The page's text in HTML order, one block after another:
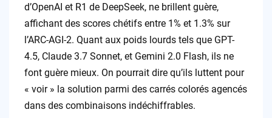
d’OpenAI et R1 de DeepSeek, ne brillent guère,
affichant des scores chétifs entre 1% et 1.3% sur
l’ARC-AGI-2. Quant aux poids lourds tels que GPT-
4.5, Claude 3.7 Sonnet, et Gemini 2.0 Flash, ils ne
font guère mieux. On pourrait dire qu’ils luttent pour
« voir » la solution parmi des carrés colorés agencés
dans des combinaisons indéchiffrables.